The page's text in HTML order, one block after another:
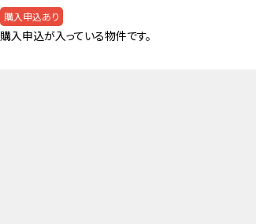
購入申込あり
購入申込が入っている物件です。